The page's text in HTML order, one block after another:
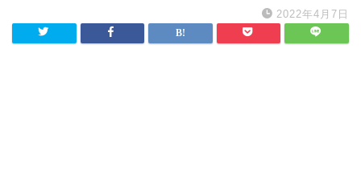
2022年4月7日